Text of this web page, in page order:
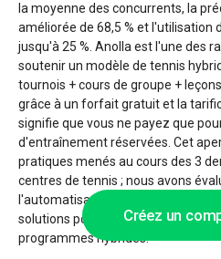
la moyenne des concurrents, la
améliorée de 68,5 % et l'utilisation
jusqu'à 25 %. Anolla est l'une des
soutenir un modèle de tennis
tournois + cours de groupe +
grâce à un forfait gratuit et la
signifie que vous ne payez que
d'entraînement réservées. Cet
pratiques menés au cours des 3
centres de tennis ; nous avons
l'automatisation, la flexibilité et
solutions pour les leçons
programmes hybrides.
Créez un